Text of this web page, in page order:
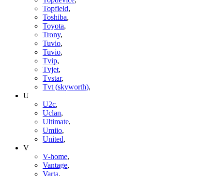
Topfield,
Toshiba,
Toyota,
Trony,
Tuvio,
Tuvio,
Tvip,
Tvjet,
Tvstar,
Tvt (skyworth),
U
U2c,
Uclan,
Ultimate,
Umiio,
United,
V
V-home,
Vantage,
Varta,